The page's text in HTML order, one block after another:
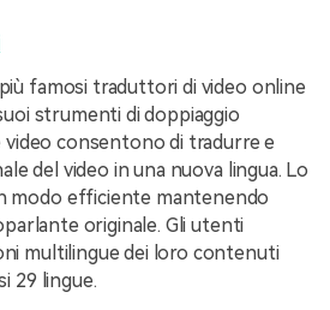
famosi traduttori di video online
strumenti di doppiaggio
consentono di tradurre e
del video in una nuova lingua. Lo
modo efficiente mantenendo
originale. Gli utenti
multilingue dei loro contenuti
29 lingue.